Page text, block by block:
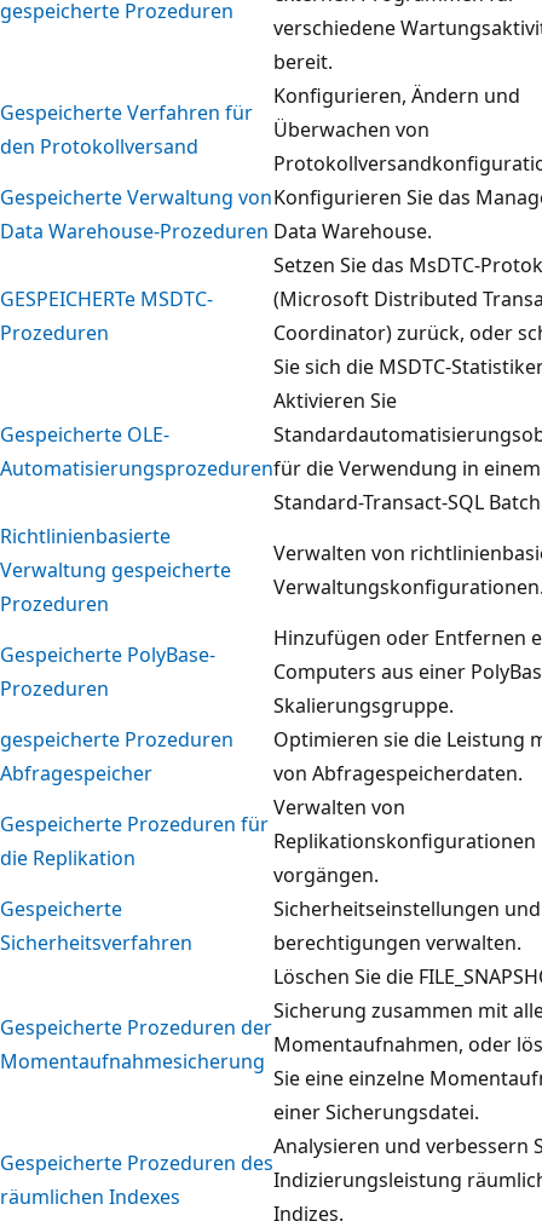
gespeicherte Prozeduren
verschiedene
bereit.
Gespeicherte Verfahren für
den Protokollversand
Konfigurieren, Ändern und
Überwachen von
Gespeicherte Verwaltung von
Data Warehouse-Prozeduren
Konfigurieren Sie das
Data Warehouse.
GESPEICHERTe MSDTC-
Prozeduren
Setzen Sie das MsDTC-
(Microsoft Distributed
Coordinator) zurück, oder
Sie sich die MSDTC-
Gespeicherte OLE-
Automatisierungsprozeduren
Aktivieren Sie
für die Verwendung in einem
Standard-Transact-SQL
Richtlinienbasierte
Verwaltung gespeicherte
Prozeduren
Verwalten von
Gespeicherte PolyBase-
Prozeduren
Hinzufügen oder Entfernen
Computers aus einer
Skalierungsgruppe.
gespeicherte Prozeduren
Abfragespeicher
Optimieren sie die Leistung
von Abfragespeicherdaten.
Gespeicherte Prozeduren für
die Replikation
Verwalten von
Replikationskonfigurationen
vorgängen.
Gespeicherte
Sicherheitsverfahren
Sicherheitseinstellungen
berechtigungen verwalten.
Gespeicherte Prozeduren der
Momentaufnahmesicherung
Löschen Sie die
Sicherung zusammen mit
Momentaufnahmen, oder
Sie eine einzelne
einer Sicherungsdatei.
Gespeicherte Prozeduren des
räumlichen Indexes
Analysieren und verbessern
Indizierungsleistung
Indizes.